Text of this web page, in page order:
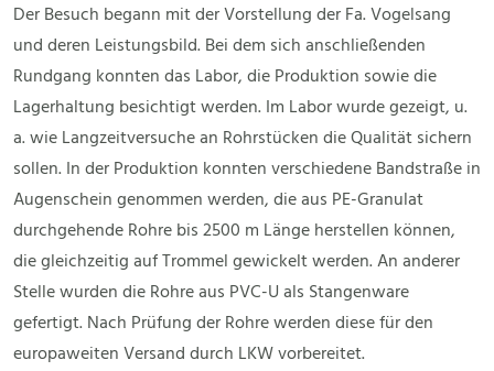
Der Besuch begann mit der Vorstellung der Fa. Vogelsang
und deren Leistungsbild. Bei dem sich anschließenden
Rundgang konnten das Labor, die Produktion sowie die
Lagerhaltung besichtigt werden. Im Labor wurde gezeigt, u.
a. wie Langzeitversuche an Rohrstücken die Qualität sichern
sollen. In der Produktion konnten verschiedene Bandstraße in
Augenschein genommen werden, die aus PE-Granulat
durchgehende Rohre bis 2500 m Länge herstellen können,
die gleichzeitig auf Trommel gewickelt werden. An anderer
Stelle wurden die Rohre aus PVC-U als Stangenware
gefertigt. Nach Prüfung der Rohre werden diese für den
europaweiten Versand durch LKW vorbereitet.